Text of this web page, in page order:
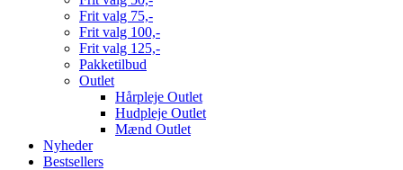
Frit valg 75,-
Frit valg 100,-
Frit valg 125,-
Pakketilbud
Outlet
Hårpleje Outlet
Hudpleje Outlet
Mænd Outlet
Nyheder
Bestsellers